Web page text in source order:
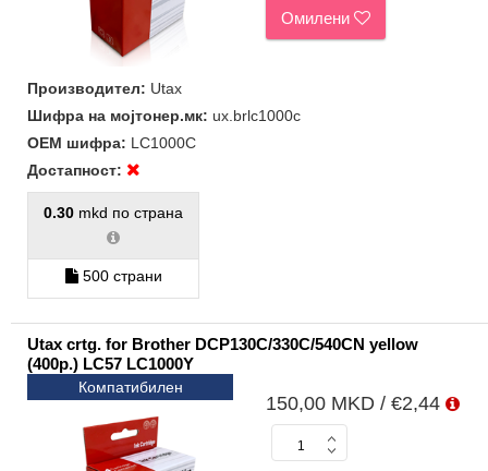
Омилени
Производител: Utax
Шифра на мојтонер.мк: ux.brlc1000c
ОЕМ шифра: LC1000C
Достапност:
0.30 mkd по страна
500 страни
Utax crtg. for Brother DCP130C/330C/540CN yellow
(400p.) LC57 LC1000Y
Компатибилен
150,00 MKD / €2,44